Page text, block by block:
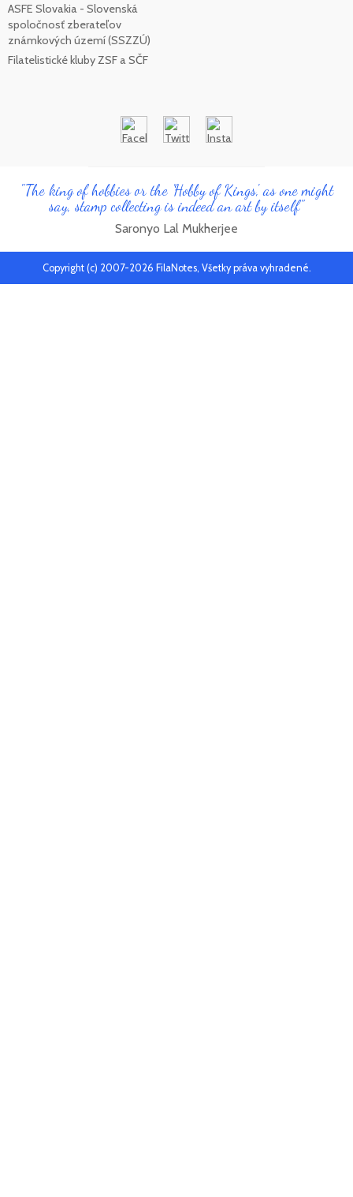
ASFE Slovakia - Slovenská
spoločnosť zberateľov
známkových území (SSZZÚ)
Filatelistické kluby ZSF a SČF
"The king of hobbies or the 'Hobby of Kings', as one might
say, stamp collecting is indeed an art by itself"
Saronyo Lal Mukherjee
Copyright (c) 2007-2026 FilaNotes, Všetky práva vyhradené.